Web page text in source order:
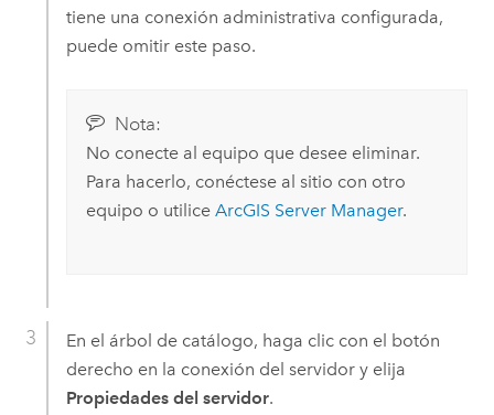
tiene una conexión administrativa configurada,
puede omitir este paso.
Nota:
No conecte al equipo que desee eliminar.
Para hacerlo, conéctese al sitio con otro
equipo o utilice ArcGIS ServerManager.
En el árbol de catálogo, haga clic con el botón
derecho en la conexión del servidor y elija
Propiedades del servidor.